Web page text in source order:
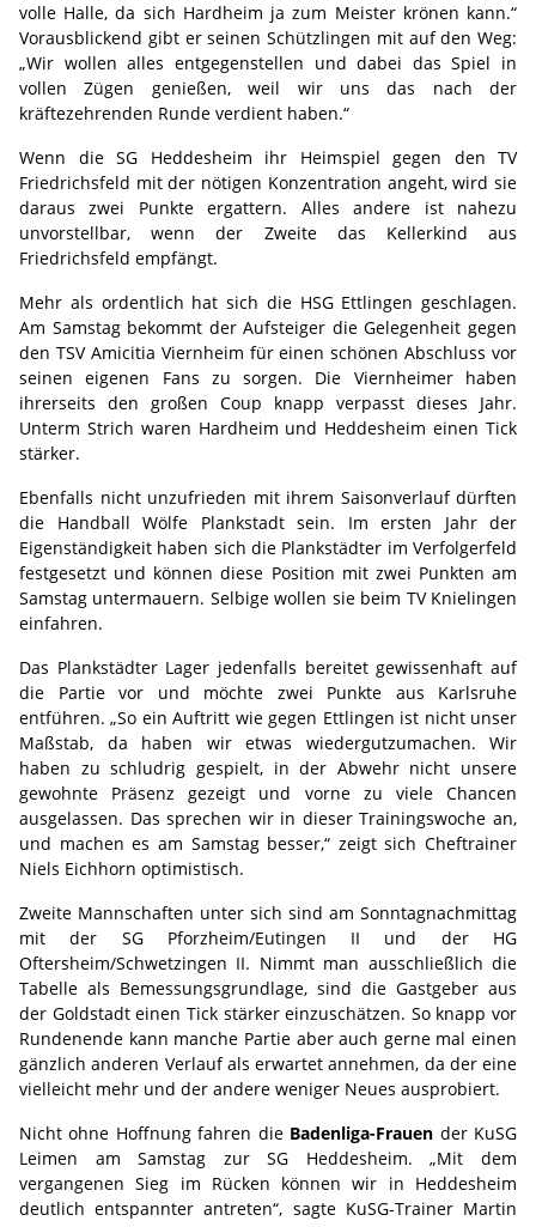
volle Halle, da sich Hardheim ja zum Meister krönen kann.“
Vorausblickend gibt er seinen Schützlingen mit auf den Weg:
„Wir wollen alles entgegenstellen und dabei das Spiel in
vollen Zügen genießen, weil wir uns das nach der
kräftezehrenden Runde verdient haben.“
Wenn die SG Heddesheim ihr Heimspiel gegen den TV
Friedrichsfeld mit der nötigen Konzentration angeht, wird sie
daraus zwei Punkte ergattern. Alles andere ist nahezu
unvorstellbar, wenn der Zweite das Kellerkind aus
Friedrichsfeld empfängt.
Mehr als ordentlich hat sich die HSG Ettlingen geschlagen.
Am Samstag bekommt der Aufsteiger die Gelegenheit gegen
den TSV Amicitia Viernheim für einen schönen Abschluss vor
seinen eigenen Fans zu sorgen. Die Viernheimer haben
ihrerseits den großen Coup knapp verpasst dieses Jahr.
Unterm Strich waren Hardheim und Heddesheim einen Tick
stärker.
Ebenfalls nicht unzufrieden mit ihrem Saisonverlauf dürften
die Handball Wölfe Plankstadt sein. Im ersten Jahr der
Eigenständigkeit haben sich die Plankstädter im Verfolgerfeld
festgesetzt und können diese Position mit zwei Punkten am
Samstag untermauern. Selbige wollen sie beim TV Knielingen
einfahren.
Das Plankstädter Lager jedenfalls bereitet gewissenhaft auf
die Partie vor und möchte zwei Punkte aus Karlsruhe
entführen. „So ein Auftritt wie gegen Ettlingen ist nicht unser
Maßstab, da haben wir etwas wiedergutzumachen. Wir
haben zu schludrig gespielt, in der Abwehr nicht unsere
gewohnte Präsenz gezeigt und vorne zu viele Chancen
ausgelassen. Das sprechen wir in dieser Trainingswoche an,
und machen es am Samstag besser,“ zeigt sich Cheftrainer
Niels Eichhorn optimistisch.
Zweite Mannschaften unter sich sind am Sonntagnachmittag
mit der SG Pforzheim/Eutingen II und der HG
Oftersheim/Schwetzingen II. Nimmt man ausschließlich die
Tabelle als Bemessungsgrundlage, sind die Gastgeber aus
der Goldstadt einen Tick stärker einzuschätzen. So knapp vor
Rundenende kann manche Partie aber auch gerne mal einen
gänzlich anderen Verlauf als erwartet annehmen, da der eine
vielleicht mehr und der andere weniger Neues ausprobiert.
Nicht ohne Hoffnung fahren dieBadenliga-Frauen der KuSG
Leimen am Samstag zur SG Heddesheim. „Mit dem
vergangenen Sieg im Rücken können wir in Heddesheim
deutlich entspannter antreten“, sagte KuSG-Trainer Martin